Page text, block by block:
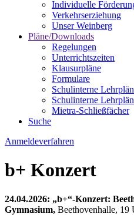
Individuelle
Verkehrserziehung
Unser Weinberg
Pläne/Downloads
Regelungen
Unterrichtszeiten
Klausurpläne
Formulare
Schulinterne
Schulinterne
Mietra-Schließfächer
Suche
Anmeldeverfahren
b+ Konzert
24.04.2026: „b+“-Konzert:
Gymnasium, Beethovenhalle, 19